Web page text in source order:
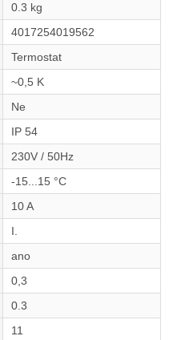
0.3 kg
4017254019562
Termostat
~0,5 K
Ne
IP 54
230V / 50Hz
-15...15 °C
10 A
I.
ano
0,3
0.3
11